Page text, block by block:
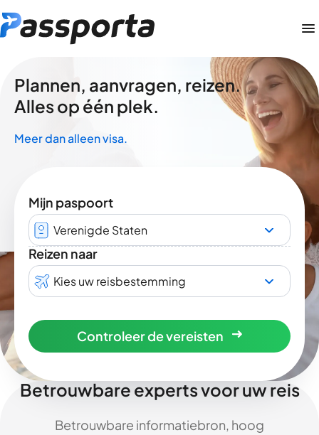
Plannen, aanvragen, reizen.
Alles op één plek.
Meer dan alleen visa.
Mijn paspoort
Verenigde Staten
Reizen naar
Kies uw reisbestemming
Controleer de vereisten
Betrouwbare experts voor uw reis
Betrouwbare informatiebron, hoog